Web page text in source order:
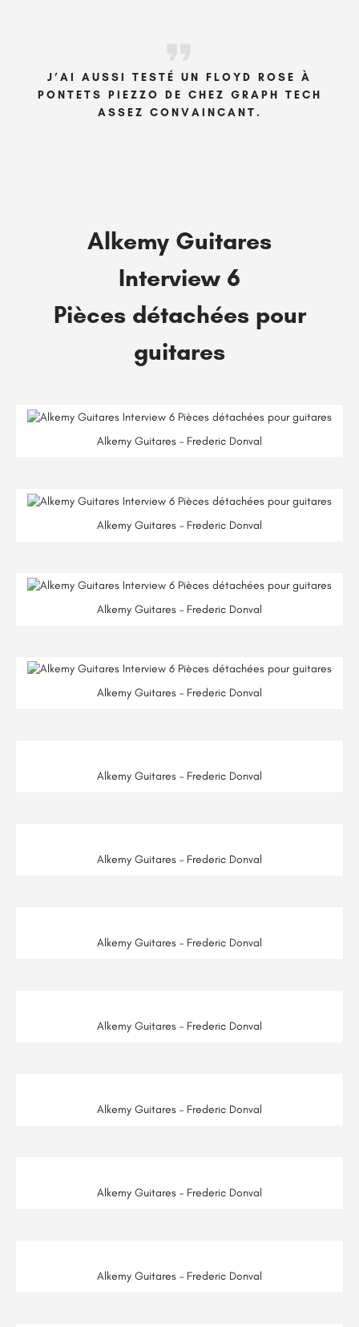
J’AI AUSSI TESTÉ UN FLOYD ROSE À
PONTETS PIEZZO DE CHEZ GRAPH TECH
ASSEZ CONVAINCANT.
Alkemy Guitares
Interview 6
Pièces détachées pour
guitares
Alkemy Guitares – Frederic Donval
Alkemy Guitares – Frederic Donval
Alkemy Guitares – Frederic Donval
Alkemy Guitares – Frederic Donval
Alkemy Guitares – Frederic Donval
Alkemy Guitares – Frederic Donval
Alkemy Guitares – Frederic Donval
Alkemy Guitares – Frederic Donval
Alkemy Guitares – Frederic Donval
Alkemy Guitares – Frederic Donval
Alkemy Guitares – Frederic Donval